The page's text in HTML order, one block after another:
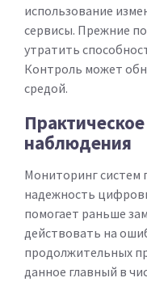
использование
сервисы. Прежние
утратить
Контроль может
средой.
наблюдения
Мониторинг систем
надежность
помогает раньше
действовать на
продолжительных
данное главный в